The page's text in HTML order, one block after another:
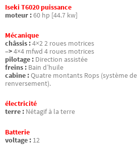
Iseki T6020 puissance
moteur :60 hp [44.7 kw]
Mécanique
châssis :4×2 2 roues motrices
–>4×4 mfwd 4 roues motrices
pilotage : Direction assistée
freins : Bain d’huile
cabine :Quatre montants Rops (système
renversement).
électricité
terre : Nétagif à la terre
Batterie
voltage : 12